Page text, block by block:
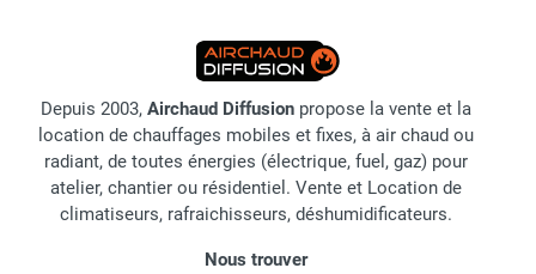
Depuis 2003, Airchaud Diffusion propose la vente et la
location de chauffages mobiles et fixes, à air chaud ou
radiant, de toutes énergies (électrique, fuel, gaz) pour
atelier, chantier ou résidentiel. Vente et Location de
climatiseurs, rafraichisseurs, déshumidificateurs.
Nous trouver